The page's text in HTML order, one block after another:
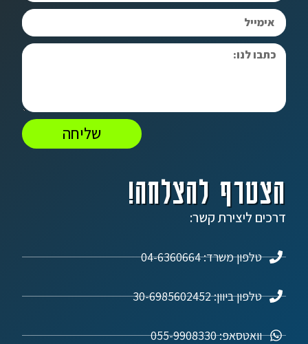
הצטרף להצלחה!
דרכים ליצירת קשר:
טלפון משרד: 04-6360664
טלפון ביוון: 30-6985602452
וואטסאפ: 055-9908330
שליחה